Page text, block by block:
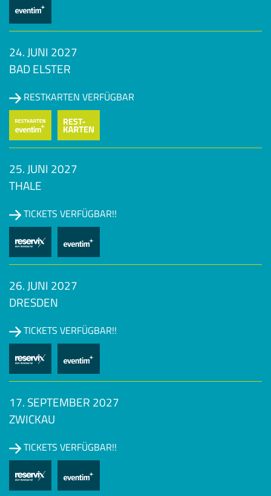
24. JUNI 2027
BAD ELSTER
RESTKARTEN VERFÜGBAR
25. JUNI 2027
THALE
TICKETS VERFÜGBAR!!
26. JUNI 2027
DRESDEN
TICKETS VERFÜGBAR!!
17. SEPTEMBER 2027
ZWICKAU
TICKETS VERFÜGBAR!!